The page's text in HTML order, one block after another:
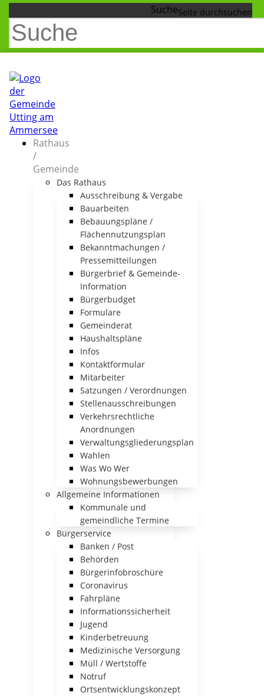
Suche
Rathaus
/
Gemeinde
Das Rathaus
Ausschreibung & Vergabe
Bauarbeiten
Bebauungspläne /
Flächennutzungsplan
Bekanntmachungen /
Pressemitteilungen
Bürgerbrief & Gemeinde-
Information
Bürgerbudget
Formulare
Gemeinderat
Haushaltspläne
Infos
Kontaktformular
Mitarbeiter
Satzungen / Verordnungen
Stellenausschreibungen
Verkehrsrechtliche
Anordnungen
Verwaltungsgliederungsplan
Wahlen
Was Wo Wer
Wohnungsbewerbungen
Allgemeine Informationen
Kommunale und
gemeindliche Termine
Bürgerservice
Banken / Post
Behörden
Bürgerinfobroschüre
Coronavirus
Fahrpläne
Informationssicherheit
Jugend
Kinderbetreuung
Medizinische Versorgung
Müll / Wertstoffe
Notruf
Ortsentwicklungskonzept